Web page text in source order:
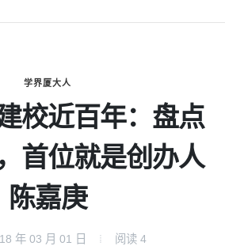
学界厦大人
校近百年：盘点
首位就是创办人
陈嘉庚
年 03 月 01 日 阅读 4